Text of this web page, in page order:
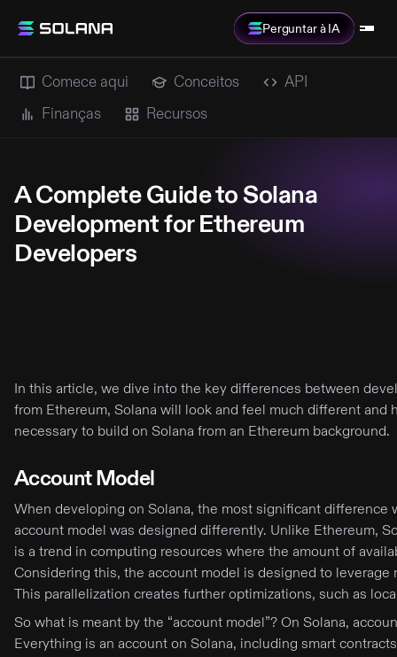
Perguntar à IA
Comece aqui Conceitos
API
Finanças
Recursos
A Complete Guide to Solana
Development for Ethereum
Developers
In this article, we dive into the key differences between
from Ethereum, Solana will look and feel much different
necessary to build on Solana from an Ethereum background.
Account Model
When developing on Solana, the most significant difference
account model was designed differently. Unlike Ethereum,
is a trend in computing resources where the amount of
Considering this, the account model is designed to
This parallelization creates further optimizations, such as
So what is meant by the “account model”? On Solana,
Everything is an account on Solana, including smart